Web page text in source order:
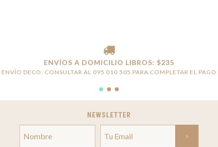
ENVÍOS A DOMICILIO LIBROS: $235
ENVÍO DECO, CONSULTAR AL 095 010 505 PARA COMPLETAR EL PAGO
NEWSLETTER